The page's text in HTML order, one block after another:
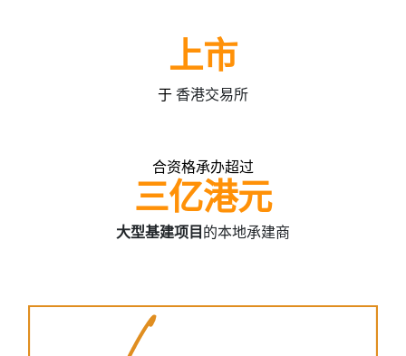
上市
于 香港交易所
合资格承办超过
三亿港元
大型基建项目 的本地承建商